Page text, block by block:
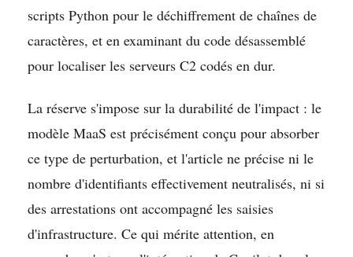
scripts Python pour le déchiffrement de chaînes de
caractères, et en examinant du code désassemblé
pour localiser les serveurs C2 codés en dur.
La réserve s'impose sur la durabilité de l'impact : le
modèle MaaS est précisément conçu pour absorber
ce type de perturbation, et l'article ne précise ni le
nombre d'identifiants effectivement neutralisés, ni si
des arrestations ont accompagné les saisies
d'infrastructure. Ce qui mérite attention, en